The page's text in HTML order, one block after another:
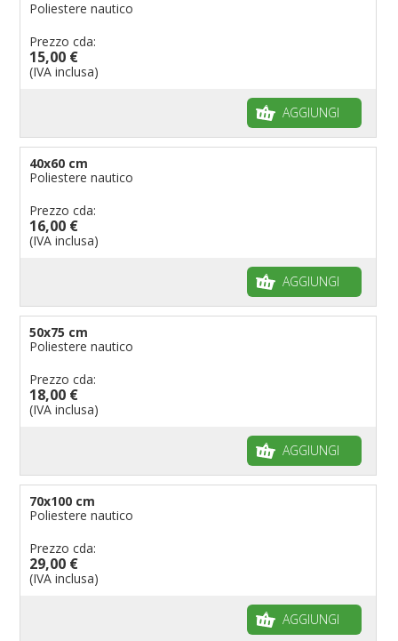
Poliestere nautico
Prezzo cda:
15,00 €
(IVA inclusa)
AGGIUNGI
40x60 cm
Poliestere nautico
Prezzo cda:
16,00 €
(IVA inclusa)
AGGIUNGI
50x75 cm
Poliestere nautico
Prezzo cda:
18,00 €
(IVA inclusa)
AGGIUNGI
70x100 cm
Poliestere nautico
Prezzo cda:
29,00 €
(IVA inclusa)
AGGIUNGI